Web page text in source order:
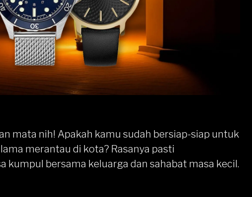
mata nih! Apakah kamu sudah bersiap-siap untuk
merantau di kota? Rasanya pasti
kumpul bersama keluarga dan sahabat masa kecil.